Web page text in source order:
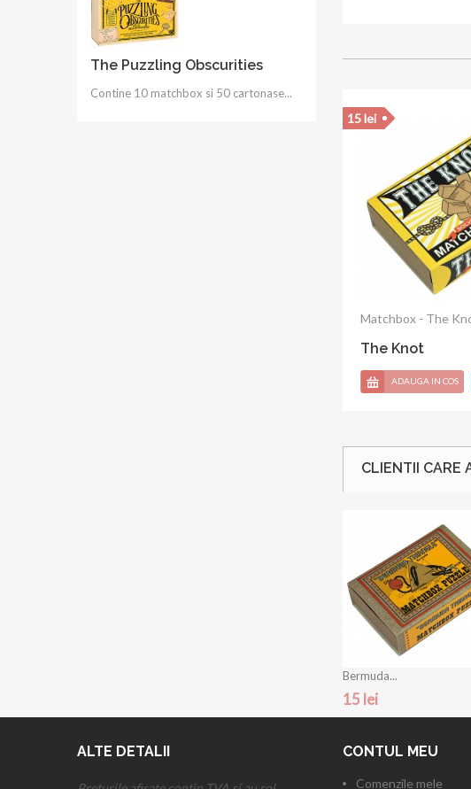
The Puzzling Obscurities
Contine 10 matchbox si 50 cartonase...
Matchbox - The
The Cross
15 lei
ADAUGA IN COS
CLIENTII CARE
Bermuda...
15 lei
ALTE DETALII CONTUL MEU
Comenzile mele